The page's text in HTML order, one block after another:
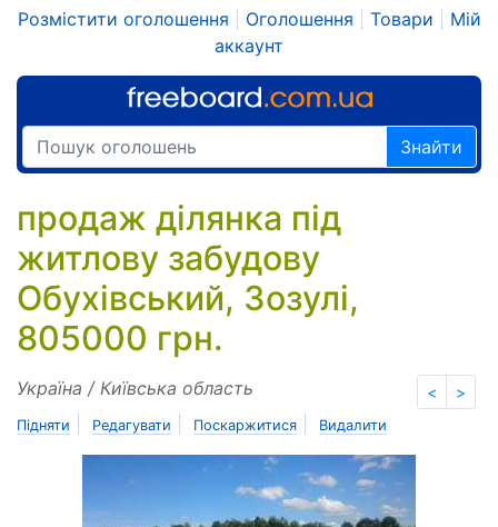
Розмістити оголошення Оголошення Товари
Мій
аккаунт
Знайти
продаж ділянка під
житлову забудову
Обухівський, Зозулі,
805000 грн.
< >
Україна / Київська область
Підняти Редагувати Поскаржитися Видалити